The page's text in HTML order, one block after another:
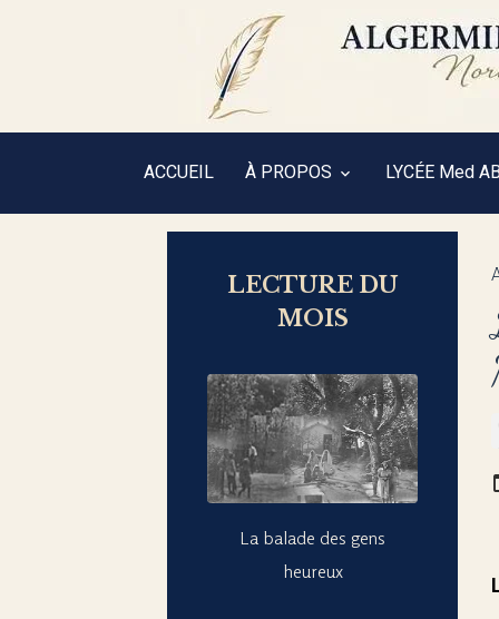
ACCUEIL À PROPOS LYCÉE Med
LECTURE DU
MOIS
La balade des gens
heureux